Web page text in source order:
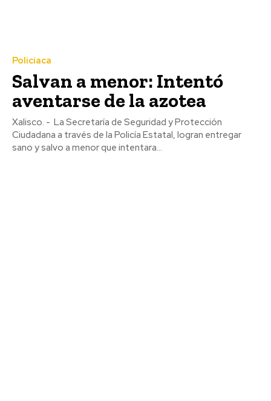
Policiaca
Salvan a menor: Intentó
aventarse de la azotea
Xalisco. - La Secretaría de Seguridad y Protección
Ciudadana a través de la Policía Estatal, logran entregar
sano y salvo a menor que intentara...